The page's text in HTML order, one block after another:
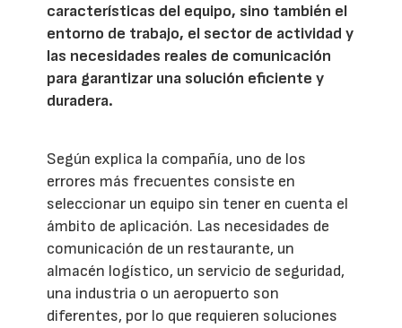
características del equipo, sino también el
entorno de trabajo, el sector de actividad y
las necesidades reales de comunicación
para garantizar una solución eficiente y
duradera.
Según explica la compañía, uno de los
errores más frecuentes consiste en
seleccionar un equipo sin tener en cuenta el
ámbito de aplicación. Las necesidades de
comunicación de un restaurante, un
almacén logístico, un servicio de seguridad,
una industria o un aeropuerto son
diferentes, por lo que requieren soluciones